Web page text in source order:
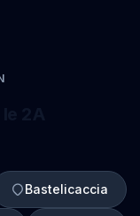
Bastelicaccia